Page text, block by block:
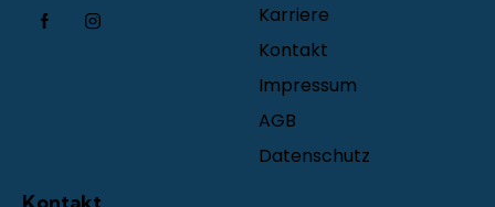
Karriere
Kontakt
Impressum
AGB
Datenschutz